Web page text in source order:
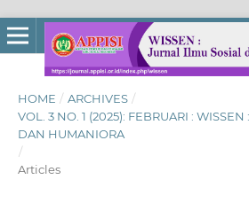
HOME / ARCHIVES /
VOL. 3 NO. 1 (2025): FEBRUARI :
DAN HUMANIORA
/
Articles